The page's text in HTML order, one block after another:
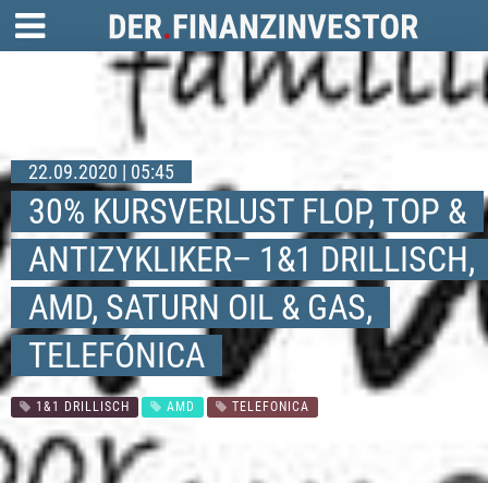
22.09.2020 | 05:45
30% KURSVERLUST FLOP, TOP &
ANTIZYKLIKER– 1&1 DRILLISCH,
AMD, SATURN OIL & GAS,
TELEFÓNICA
1&1 DRILLISCH AMD TELEFONICA